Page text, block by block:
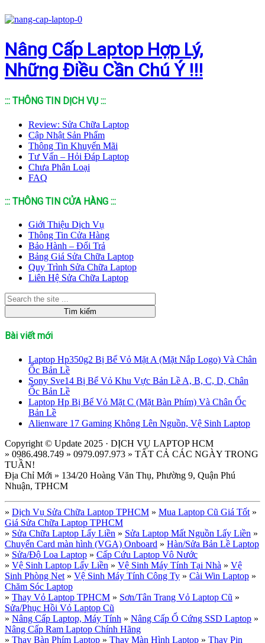
Nâng Cấp Laptop Hợp Lý,
Những Điều Cần Chú Ý !!!
::: THÔNG TIN DỊCH VỤ :::
Review: Sửa Chữa Laptop
Cập Nhật Sản Phẩm
Thông Tin Khuyến Mãi
Tư Vấn – Hỏi Đáp Laptop
Chưa Phân Loại
FAQ
::: THÔNG TIN CỬA HÀNG :::
Giới Thiệu Dịch Vụ
Thông Tin Cửa Hàng
Bảo Hành – Đổi Trả
Bảng Giá Sửa Chữa Laptop
Quy Trình Sửa Chữa Laptop
Liên Hệ Sửa Chữa Laptop
Bài viết mới
Laptop Hp350g2 Bị Bể Vỏ Mặt A (Mặt Nắp Logo) Và Chân
Ốc Bản Lề
Sony Sve14 Bị Bể Vỏ Khu Vực Bản Lề A, B, C, D, Chân
Ốc Bản Lề
Laptop Hp Bị Bể Vỏ Mặt C (Mặt Bàn Phím) Và Chân Ốc
Bản Lề
Alienware 17 Gaming Không Lên Nguồn, Vệ Sinh Laptop
Copyright © Update 2025 · DỊCH VỤ LAPTOP HCM
» 0986.498.749 » 0979.097.973 » TẤT CẢ CÁC NGÀY TRONG
TUẦN!
Địa Chỉ Mới » 134/20 Hoàng Văn Thụ, Phường 9, Quận Phú
Nhuận, TPHCM
» Dịch Vụ Sửa Chữa Laptop TPHCM » Mua Laptop Cũ Giá Tốt »
Giá Sửa Chữa Laptop TPHCM
» Sửa Chữa Laptop Lấy Liền » Sửa Laptop Mất Nguồn Lấy Liền »
Chuyển Card màn hình (VGA) Onboard » Hàn/Sửa Bản Lề Laptop
» Sửa/Độ Loa Laptop » Cấp Cứu Laptop Vô Nước
» Vệ Sinh Laptop Lấy Liền » Vệ Sinh Máy Tính Tại Nhà » Vệ
Sinh Phòng Net » Vệ Sinh Máy Tính Công Ty » Cài Win Laptop »
Chăm Sóc Laptop
» Thay Vỏ Laptop TPHCM » Sơn/Tân Trang Vỏ Laptop Cũ »
Sửa/Phục Hồi Vỏ Laptop Cũ
» Nâng Cấp Laptop, Máy Tính » Nâng Cấp Ổ Cứng SSD Laptop »
Nâng Cấp Ram Laptop Chính Hãng
» Thay Bàn Phím Laptop » Thay Màn Hình Laptop » Thay Pin